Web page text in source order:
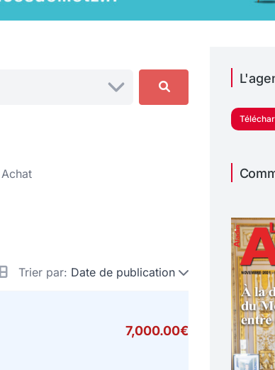
Achat
Trier par: Date de publication
7,000.00€